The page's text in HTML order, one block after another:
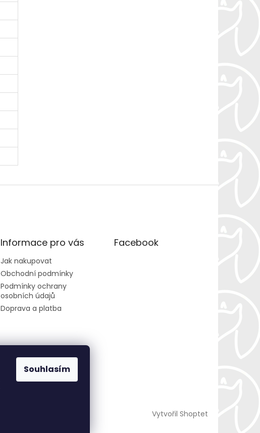
Souhlasím
Informace pro vás
Jak nakupovat
Obchodní podmínky
Podmínky ochrany
osobních údajů
Doprava a platba
Facebook
Vytvořil Shoptet